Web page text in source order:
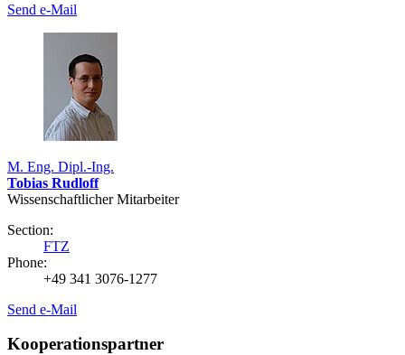
Send e-Mail
M. Eng. Dipl.-Ing.
Tobias Rudloff
Wissenschaftlicher Mitarbeiter
Section:
FTZ
Phone:
+49 341 3076-1277
Send e-Mail
Kooperationspartner